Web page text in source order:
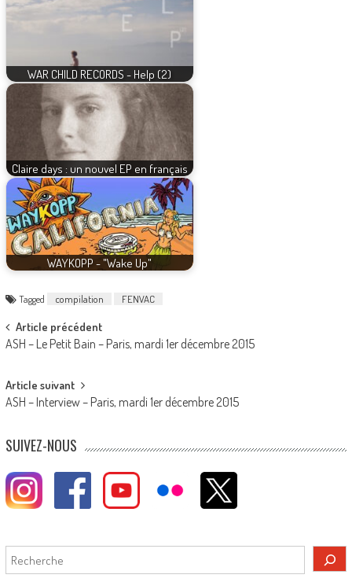
WAR CHILD RECORDS - Help (2)
Claire days : un nouvel EP en français
WAYKOPP - "Wake Up"
Tagged compilation FENVAC
Post
navigation
Article précédent
ASH – Le Petit Bain – Paris, mardi 1er décembre 2015
Article suivant
ASH – Interview – Paris, mardi 1er décembre 2015
SUIVEZ-NOUS
Rechercher